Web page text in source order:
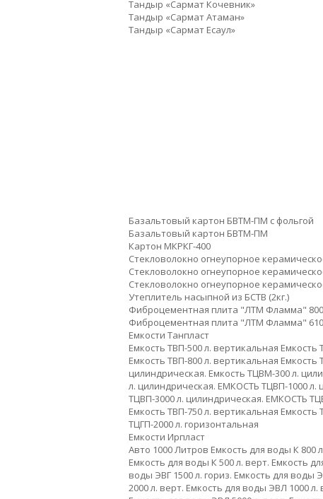
Тандыр «Сармат Кочевник»
Тандыр «Сармат Атаман»
Тандыр «Сармат Есаул»
Базальтовый картон БВТМ-ПМ с фольгой
Базальтовый картон БВТМ-ПМ
Картон МКРКГ-400
Стекловолокно огнеупорное
Стекловолокно огнеупорное
Стекловолокно огнеупорное
Утеплитель насыпной из БСТВ (2кг.)
Фиброцементная плита "ЛТМ Фламма"
Фиброцементная плита "ЛТМ Фламма"
Емкости Танпласт
Емкость ТВП-500 л. вертикальная Емкость
Емкость ТВП-800 л. вертикальная Емкость
цилиндрическая. Емкость ТЦВМ-300 л.
л. цилиндрическая. ЕМКОСТЬ ТЦВП-1000 л.
ТЦВП-3000 л. цилиндрическая. ЕМКОСТЬ
Емкость ТВП-750 л. вертикальная Емкость
ТЦГП-2000 л. горизонтальная
Емкости Ирпласт
Авто 1000 Литров Емкость для воды К 800
Емкость для воды К 500 л. верт. Емкость
воды ЭВГ 1500 л. гориз. Емкость для воды
2000 л. верт. Емкость для воды ЭВЛ 1000 л.